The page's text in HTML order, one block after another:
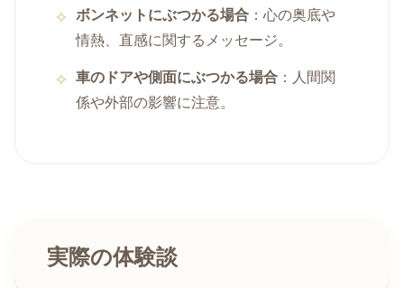
ボンネットにぶつかる場合 ：心の奥底や
情熱、直感に関するメッセージ。
車のドアや側面にぶつかる場合 ：人間関
係や外部の影響に注意。
実際の体験談